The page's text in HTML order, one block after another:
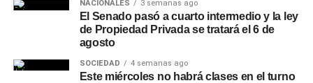
provincia, con el objetivo de mejorar el escurrimiento y
reducir el riesgo de anegamientos frente a lluvias
intensas. Entre las intervenciones recientes se encuentra
la limpieza del riacho Arazá, en Barranqueras, donde
Vialidad Provincial trabaja junto con la Administración
NACIONALES 3 semanas ago
El Senado pasó a cuarto intermedio y la ley
de Propiedad Privada se tratará el 6 de
agosto
SOCIEDAD 4 semanas ago
Este miércoles no habrá clases en el turno